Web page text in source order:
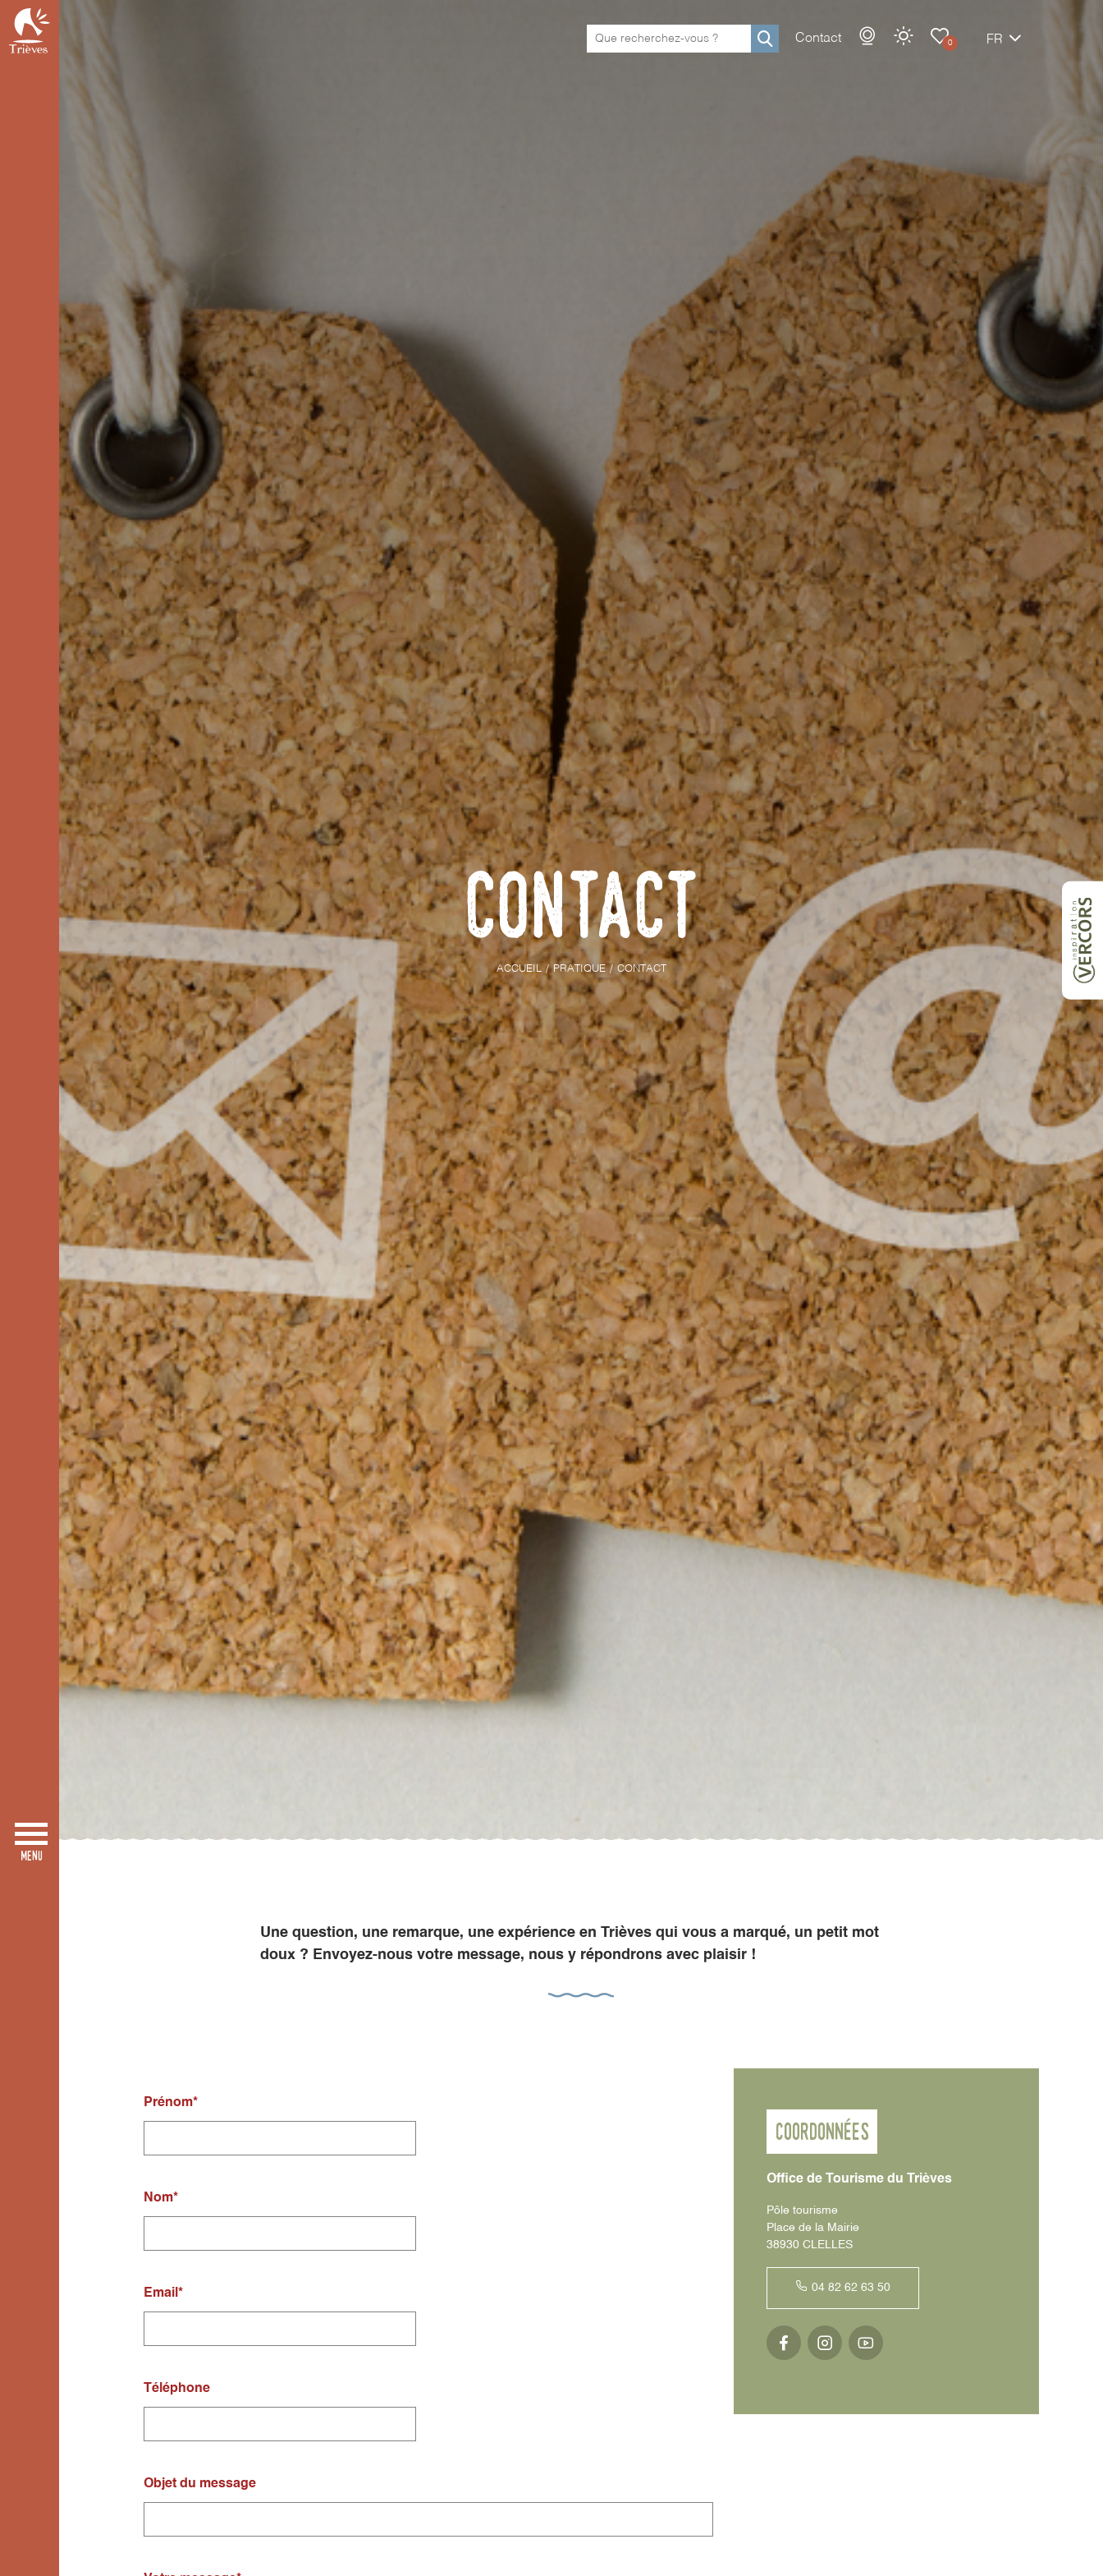
Rechercher
Contact 0 FR
Contact
ACCUEIL PRATIQUE CONTACT
Une question, une remarque, une expérience en Trièves qui vous a marqué, un petit mot
doux ? Envoyez-nous votre message, nous y répondrons avec plaisir !
Prénom*
Nom*
Email *
Téléphone
Objet du message
Coordonnées
Office de Tourisme du Trièves
Pôle tourisme
Place de la Mairie
38930 CLELLES
04 82 62 63 50